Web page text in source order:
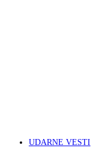
UDARNE VESTI